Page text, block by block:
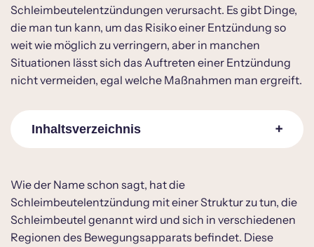
Schleimbeutelentzündungen verursacht. Es gibt Dinge,
die man tun kann, um das Risiko einer Entzündung so
weit wie möglich zu verringern, aber in manchen
Situationen lässt sich das Auftreten einer Entzündung
nicht vermeiden, egal welche Maßnahmen man ergreift.
Inhaltsverzeichnis
Was macht man bei einer
Schleimbeutelentzündung?
Woran erkennt man eine
Schleimbeutelentzündung?
Wie der Name schon sagt, hat die
Schleimbeutelentzündung mit einer Struktur zu tun, die
Schleimbeutel genannt wird und sich in verschiedenen
Regionen des Bewegungsapparats befindet. Diese